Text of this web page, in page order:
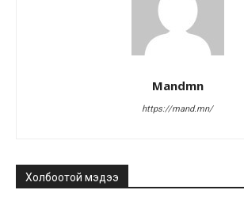
Mandmn
https://mand.mn/
Холбоотой мэдээ